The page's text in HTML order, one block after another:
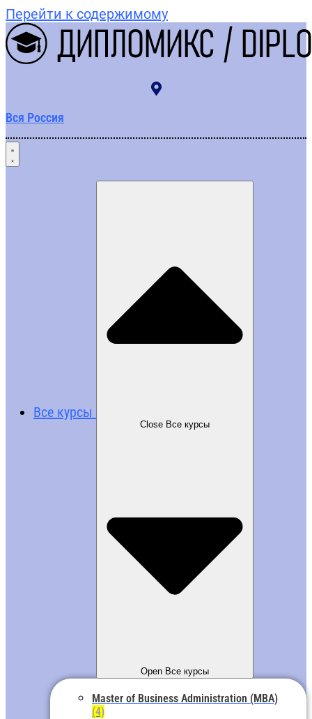
Перейти к содержимому
Вся Россия
Все курсы
Close Все курсы
Open Все курсы
Master of Business Administration (MBA)
(4)